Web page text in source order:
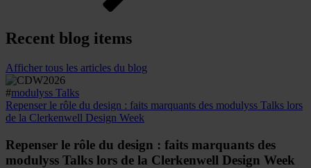
Recent blog items
Afficher tous les articles du blog
#modulyss Talks
Repenser le rôle du design : faits marquants des modulyss Talks lors
de la Clerkenwell Design Week
Repenser le rôle du design : faits marquants des
modulyss Talks lors de la Clerkenwell Design Week